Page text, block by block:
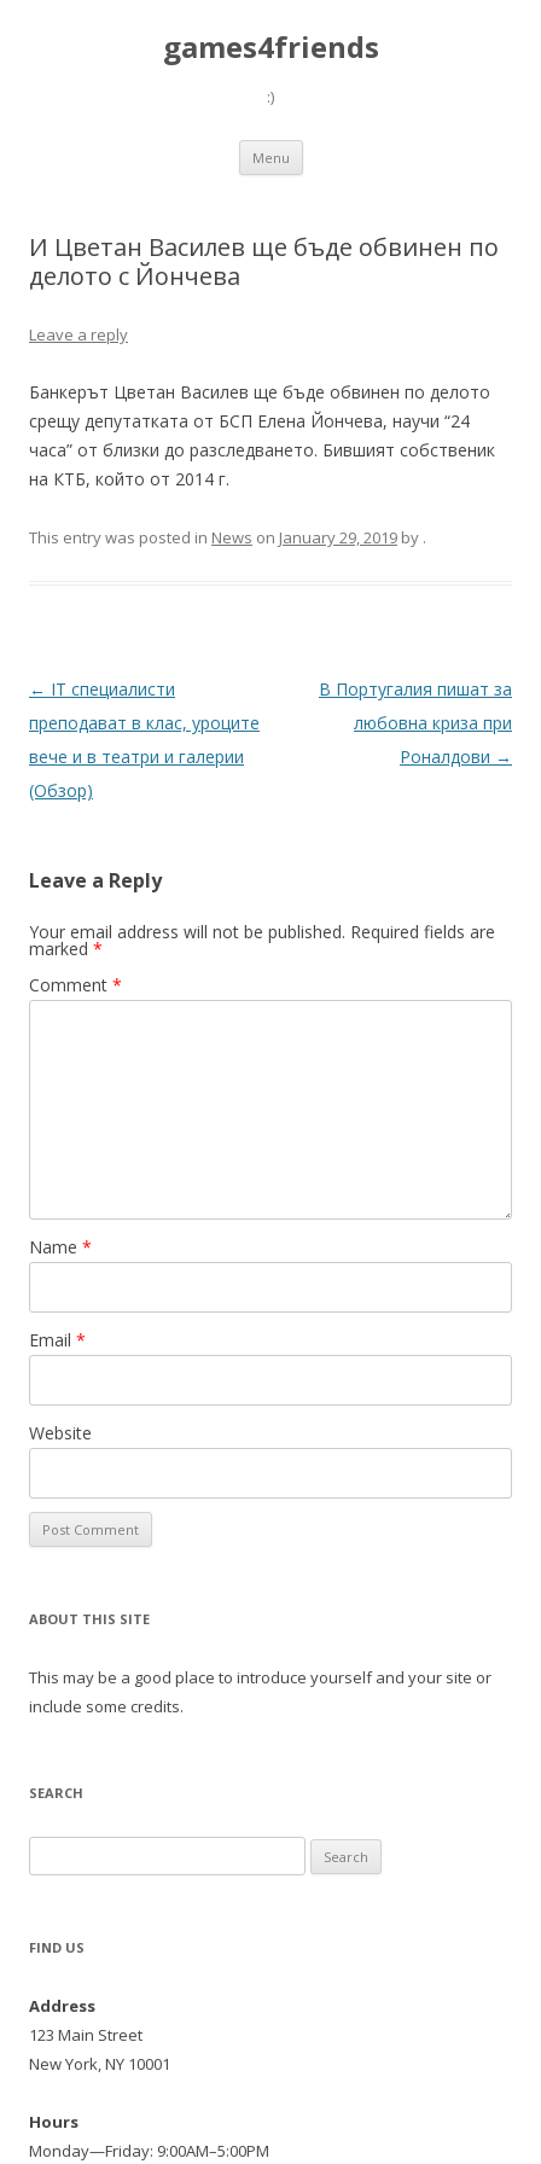
games4friends
:)
Menu Skip
content
И Цветан Василев ще бъде обвинен по
делото с Йончева
Leave a reply
Банкерът Цветан Василев ще бъде обвинен по делото
срещу депутатката от БСП Елена Йончева, научи “24
часа” от близки до разследването. Бившият собственик
на КТБ, който от 2014 г.
This entry was posted in News on January 29, 2019 by .
Post
navigation
← IT специалисти
преподават в клас, уроците
вече и в театри и галерии
(Обзор)
В Португалия пишат за
любовна криза при
Роналдови →
Leave a Reply
Your email address will not be published. Required fields are
marked *
Comment *
Name *
Email *
Website
ABOUT THIS SITE
This may be a good place to introduce yourself and your site or
include some credits.
SEARCH
for:
FIND US
Address
123 Main Street
New York, NY 10001
Hours
Monday—Friday: 9:00AM–5:00PM